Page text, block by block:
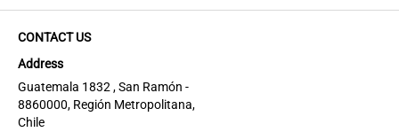
CONTACT US
Address
Guatemala 1832 , San Ramón -
8860000, Región Metropolitana,
Chile